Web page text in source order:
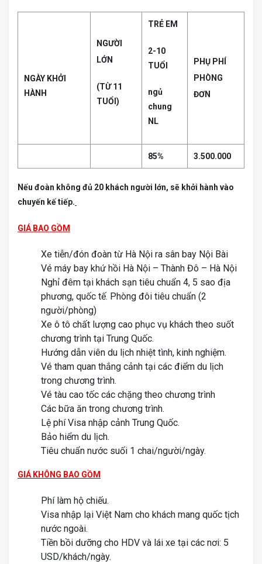
NGÀY KHỞI
HÀNH
NGƯỜI
LỚN
(TỪ 11
TUỔI)
TRẺ EM
2-10
TUỔI
ngủ
chung
NL
PHỤ PHÍ
PHÒNG
ĐƠN
85% 3.500.000
Nếu đoàn không đủ 20 khách người lớn, sẽ khởi hành vào
chuyến kế tiếp.
GIÁ BAO GỒM
Xe tiễn/đón đoàn từ Hà Nội ra sân bay Nội Bài
Vé máy bay khứ hồi Hà Nội – Thành Đô – Hà Nội
Nghỉ đêm tại khách sạn tiêu chuẩn 4, 5 sao địa
phương, quốc tế. Phòng đôi tiêu chuẩn (2
người/phòng)
Xe ô tô chất lượng cao phục vụ khách theo suốt
chương trình tại Trung Quốc.
Hướng dẫn viên du lịch nhiệt tình, kinh nghiệm.
Vé tham quan thắng cảnh tại các điểm du lịch
trong chương trình.
Vé tàu cao tốc các chặng theo chương trình
Các bữa ăn trong chương trình.
Lệ phí Visa nhập cảnh Trung Quốc.
Bảo hiểm du lịch.
Tiêu chuẩn nước suối 1 chai/người/ngày.
GIÁ KHÔNG BAO GỒM
Phí làm hộ chiếu.
Visa nhập lại Việt Nam cho khách mang quốc tịch
nước ngoài.
Tiền bồi dưỡng cho HDV và lái xe tại các nơi: 5
USD/khách/ngày.